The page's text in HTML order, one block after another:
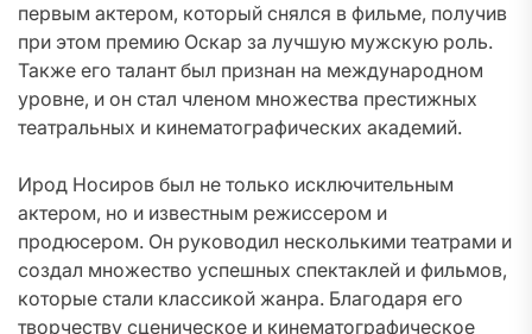
первым актером, который снялся в фильме, получив
при этом премию Оскар за лучшую мужскую роль.
Также его талант был признан на международном
уровне, и он стал членом множества престижных
театральных и кинематографических академий.
Ирод Носиров был не только исключительным
актером, но и известным режиссером и
продюсером. Он руководил несколькими театрами и
создал множество успешных спектаклей и фильмов,
которые стали классикой жанра. Благодаря его
творчеству сценическое и кинематографическое